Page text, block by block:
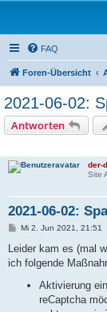
FAQ
Foren-Übersicht
2021-06-02:
Antworten
der-
Site
2021-06-02:
B
i
r
Mi 2. Jun 2021, 21:51
Leider kam es (mal
ich folgende
Aktivierung
reCaptcha